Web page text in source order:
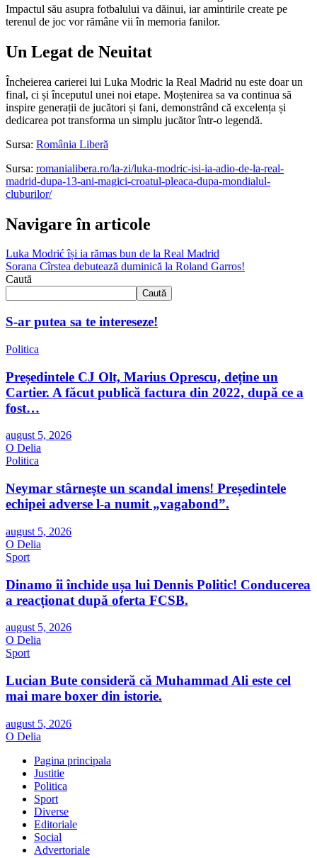
Impactul său asupra fotbalului va dăinui, iar amintirile create pe
terenul de joc vor rămâne vii în memoria fanilor.
Un Legat de Neuitat
Încheierea carierei lui Luka Modric la Real Madrid nu este doar un
final, ci și începutul unei noi etape. Moștenirea sa va continua să
inspire generații de jucători și fani, demonstrând că excelența și
dedicarea pot transforma un simplu jucător într-o legendă.
Sursa: România Liberă
Sursa: romanialibera.ro/la-zi/luka-modric-isi-ia-adio-de-la-real-
madrid-dupa-13-ani-magici-croatul-pleaca-dupa-mondialul-
cluburilor/
Navigare în articole
Luka Modrić își ia rămas bun de la Real Madrid
Sorana Cîrstea debutează duminică la Roland Garros!
Caută
Caută
S-ar putea sa te intereseze!
Politica
Președintele CJ Olt, Marius Oprescu, deține un
Cartier. A făcut publică factura din 2022, după ce a
fost…
august 5, 2026
O Delia
Politica
Neymar stârnește un scandal imens! Președintele
echipei adverse l-a numit „vagabond”.
august 5, 2026
O Delia
Sport
Dinamo îi închide ușa lui Dennis Politic! Conducerea
a reacționat după oferta FCSB.
august 5, 2026
O Delia
Sport
Lucian Bute consideră că Muhammad Ali este cel
mai mare boxer din istorie.
august 5, 2026
O Delia
Pagina principala
Justitie
Politica
Sport
Diverse
Editoriale
Social
Advertoriale